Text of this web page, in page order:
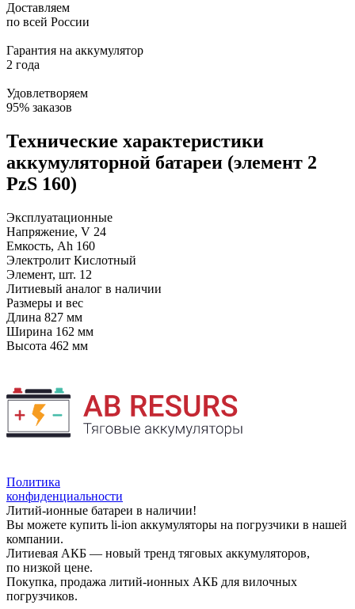
Доставляем
по всей России
Гарантия на аккумулятор
2 года
Удовлетворяем
95% заказов
Технические характеристики
аккумуляторной батареи (элемент 2
PzS 160)
Эксплуатационные
Напряжение, V 24
Емкость, Ah 160
Электролит Кислотный
Элемент, шт. 12
Литиевый аналог в наличии
Размеры и вес
Длина 827 мм
Ширина 162 мм
Высота 462 мм
Политика
конфиденциальности
Литий-ионные батареи в наличии!
Вы можете купить li-ion аккумуляторы на погрузчики в нашей
компании.
Литиевая АКБ — новый тренд тяговых аккумуляторов,
по низкой цене.
Покупка, продажа литий-ионных АКБ для вилочных
погрузчиков.